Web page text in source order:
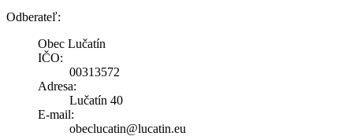
Odberateľ:
Obec Lučatín
IČO:
00313572
Adresa:
Lučatín 40
E-mail:
obeclucatin@lucatin.eu